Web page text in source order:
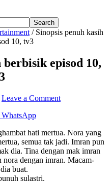
/Sinopsis penuh kasih
10, tv3
berbisik episod 10,
Leave a Comment
WhatsApp
hati mertua. Nora yang
semua tak jadi. Imran pun
dia. Tina dengan mak imran
nora dengan imran. Macam-
buat.
sulastri.